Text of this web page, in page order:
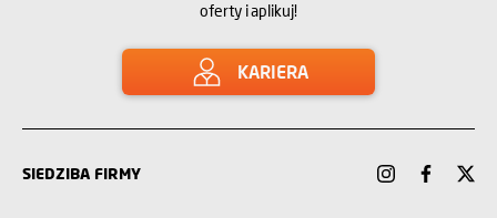
oferty i aplikuj!
KARIERA
SIEDZIBA FIRMY